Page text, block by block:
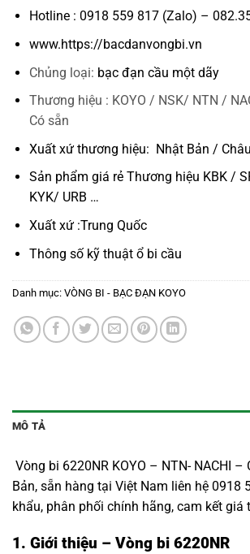
Hotline : 0918 559 817 (Zalo) –
www.https://bacdanvongbi.vn
Chủng loại: bạc đạn cầu một dãy
Thương hiệu : KOYO / NSK/ NTN /
Có sẵn
Xuất xứ thương hiệu: Nhật Bản /
Sản phẩm giá rẻ Thương hiệu KBK /
KYK/ URB …
Xuất xứ :Trung Quốc
Thông số kỹ thuậtổ bi cầu
Danh mục: VÒNG BI - BẠC ĐẠN KOYO
MÔ TẢ
Vòng bi 6220NR KOYO – NTN- NACHI
Bản, sẵn hàng tại Việt Nam liên hệ 0918
khẩu, phân phối chính hãng, cam kết giá
1. Giới thiệu – Vòng bi 6220NR